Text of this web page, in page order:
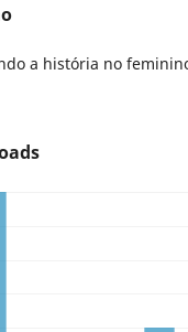
a história no